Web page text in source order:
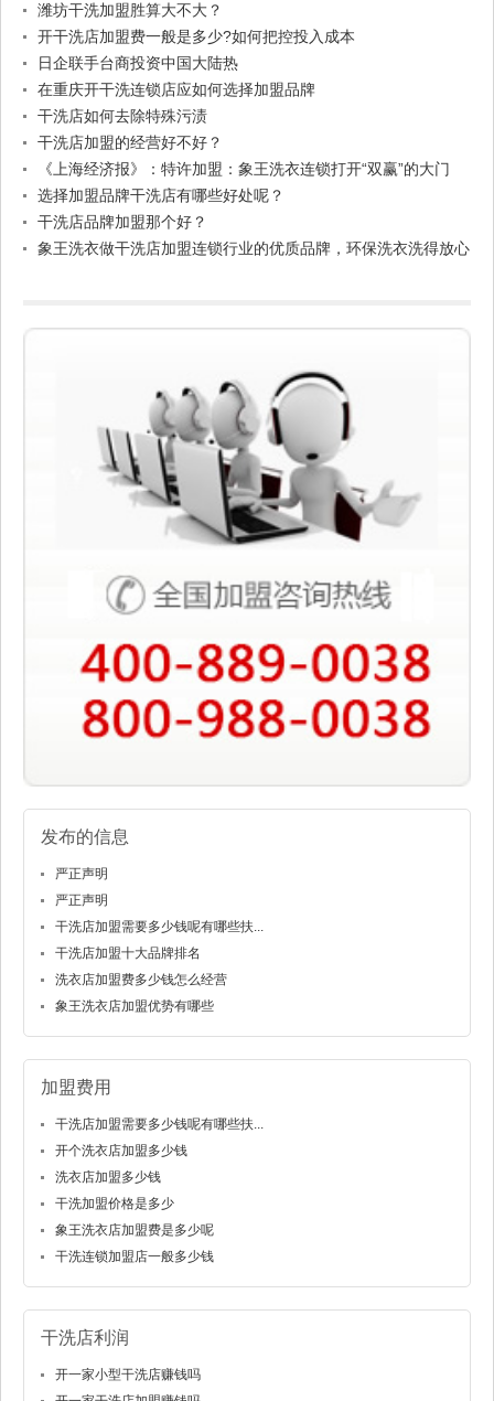
潍坊干洗加盟胜算大不大？
开干洗店加盟费一般是多少?如何把控投入成本
日企联手台商投资中国大陆热
在重庆开干洗连锁店应如何选择加盟品牌
干洗店如何去除特殊污渍
干洗店加盟的经营好不好？
《上海经济报》：特许加盟：象王洗衣连锁打开“双赢”的大门
选择加盟品牌干洗店有哪些好处呢？
干洗店品牌加盟那个好？
象王洗衣做干洗店加盟连锁行业的优质品牌，环保洗衣洗得放心
发布的信息
严正声明
严正声明
干洗店加盟需要多少钱呢有哪些扶...
干洗店加盟十大品牌排名
洗衣店加盟费多少钱怎么经营
象王洗衣店加盟优势有哪些
加盟费用
干洗店加盟需要多少钱呢有哪些扶...
开个洗衣店加盟多少钱
洗衣店加盟多少钱
干洗加盟价格是多少
象王洗衣店加盟费是多少呢
干洗连锁加盟店一般多少钱
干洗店利润
开一家小型干洗店赚钱吗